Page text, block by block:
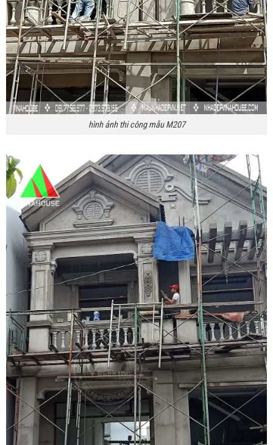
hình ảnh thi công mẫu M207